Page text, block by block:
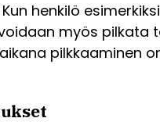
henkilö
voidaan myös
pilkkaaminen